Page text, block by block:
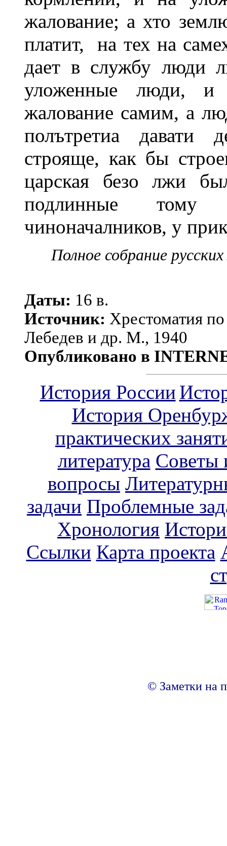
жалование; а хто
платит, на тех на
дает в службу люди
уложенные люди, и
жалование самим, а
полътретиа давати
строяще, как бы
царская безо лжи
подлинные
чиноначалников, у
Полное собрание
Даты: 16 в.
Источник: Хрестоматия
Лебедев и др. М., 1940
Опубликовано в
История России
История
практических
литература Советы
вопросы
задачи Проблемные
Хронология
Ссылки Карта проекта
© Заметки на